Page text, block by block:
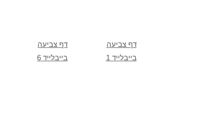
דף צביעה
בייבלייד 6
דף צביעה
בייבלייד 1